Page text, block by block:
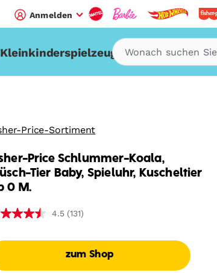
Anmelden
Kleinkinderspielzeug
Price-Sortiment
Price Schlummer-Koala,
Tier Baby, Spieluhr, Kuscheltier
0 M.
4.5 (131)
zum Shop